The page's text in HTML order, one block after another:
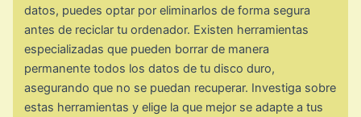
datos, puedes optar por eliminarlos de forma segura
antes de reciclar tu ordenador. Existen herramientas
especializadas que pueden borrar de manera
permanente todos los datos de tu disco duro,
asegurando que no se puedan recuperar. Investiga sobre
estas herramientas y elige la que mejor se adapte a tus